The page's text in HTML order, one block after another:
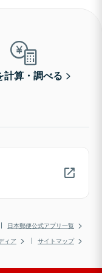
計算・調べる
日本郵便公式アプリ一覧
ィア
サイトマップ